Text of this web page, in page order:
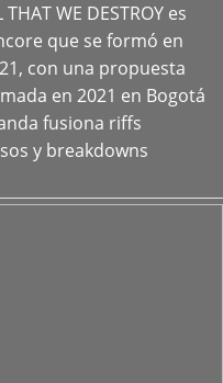
WE DESTROY es
que se formó en
con una propuesta
en 2021 en Bogotá
fusiona riffs
y breakdowns